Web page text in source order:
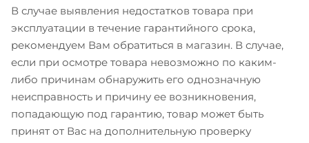
В случае выявления недостатков товара при
эксплуатации в течение гарантийного срока,
рекомендуем Вам обратиться в магазин. В случае,
если при осмотре товара невозможно по каким-
либо причинам обнаружить его однозначную
неисправность и причину ее возникновения,
попадающую под гарантию, товар может быть
принят от Вас на дополнительную проверку